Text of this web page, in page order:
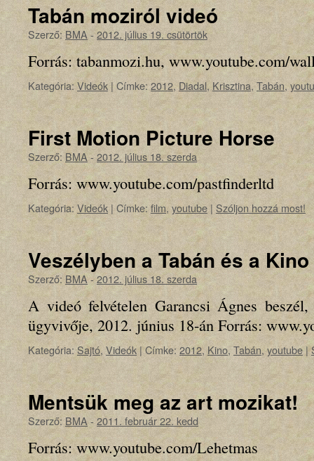
Tabán moziról videó
Szerző: BMA -2012. július 19. csütörtök
Forrás: tabanmozi.hu, www.youtube.com/
Kategória: Videók | Címke: 2012, Diadal, Krisztina, Tabán,
First Motion Picture Horse
Szerző: BMA- 2012. július 18. szerda
Forrás: www.youtube.com/pastfinderltd
Kategória: Videók |Címke: film,youtube | Szóljon hozzá most!
Veszélyben a Tabán és a
Szerző: BMA-2012. július 18. szerda
A videó felvételen Garancsi Ágnes
ügyvivője, 2012. június 18-án Forrás:
Kategória: Sajtó, Videók | Címke: 2012, Kino,Tabán, youtube |
Mentsük meg az art mozikat!
Szerző: BMA -2011. február 22. kedd
Forrás: www.youtube.com/Lehetmas